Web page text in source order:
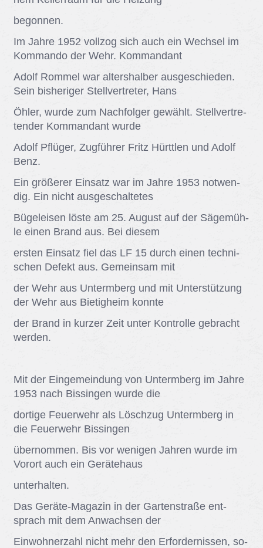
be­gon­nen.
Im Jah­re 1952 voll­zog sich auch ein Wech­sel im
Kom­man­do der Wehr. Kom­man­dant
Adolf Rom­mel war al­ters­hal­ber aus­ge­schie­den.
Sein bis­he­ri­ger Stell­ver­tre­ter, Hans
Öhler, wur­de zum Nach­fol­ger ge­wählt. Stell­ver­tre­
ten­der Kom­man­dant wur­de
Adolf Pflü­ger, Zug­füh­rer Fritz Hürttlen und Adolf
Benz.
Ein grö­ße­rer Ein­satz war im Jah­re 1953 not­wen­
dig. Ein nicht aus­ge­schal­te­tes
Bü­gel­ei­sen lös­te am 25. Au­gust auf der Sä­ge­müh­
le ei­nen Brand aus. Bei die­sem
ers­ten Ein­satz fiel das LF 15 durch ei­nen tech­ni­
schen De­fekt aus. Ge­mein­sam mit
der Wehr aus Un­term­berg und mit Un­ter­stüt­zung
der Wehr aus Bie­tig­heim konn­te
der Brand in kur­zer Zeit un­ter Kon­trol­le ge­bracht
wer­den.
Mit der Ein­ge­mein­dung von Un­term­berg im Jah­re
1953 nach Bis­sin­gen wur­de die
dor­ti­ge Feu­er­wehr als Lösch­zug Un­term­berg in
die Feu­er­wehr Bis­sin­gen
über­nom­men. Bis vor we­ni­gen Jah­ren wur­de im
Vor­ort auch ein Ge­rä­te­haus
un­ter­hal­ten.
Das Ge­rä­te-Ma­ga­zin in der Gar­ten­stra­ße ent­
sprach mit dem An­wach­sen der
Ein­woh­ner­zahl nicht mehr den Er­for­der­nis­sen, so­